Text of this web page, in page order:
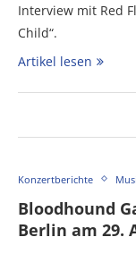
Interview mit Red
Child“.
Artikel lesen
Konzertberichte
Bloodhound
Berlin am 29.